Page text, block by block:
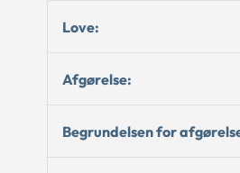
Love:
Afgørelse:
Begrundelsen for